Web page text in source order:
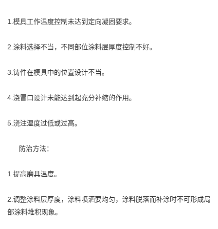
1.模具工作温度控制未达到定向凝固要求。
2.涂料选择不当，不同部位涂料层厚度控制不好。
3.铸件在模具中的位置设计不当。
4.浇冒口设计未能达到起充分补缩的作用。
5.浇注温度过低或过高。
防治方法：
1.提高磨具温度。
2.调整涂料层厚度，涂料喷洒要均匀，涂料脱落而补涂时不可形成局
部涂料堆积现象。